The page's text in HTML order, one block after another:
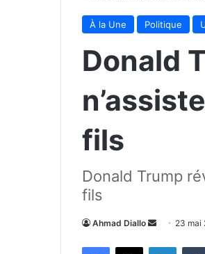
À la Une Politique
Donald
fils
Donald Trump
fils
Ahmad Diallo
Envoyer23 mai
Facebook
X